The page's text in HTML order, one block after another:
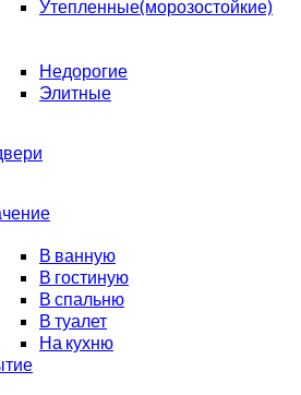
Утепленные(морозостойкие)
Недорогие
Элитные
В ванную
В гостиную
В спальню
В туалет
На кухню